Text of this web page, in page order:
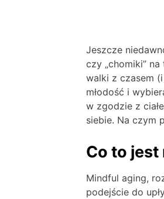
Jeszcze
czy „chomiki”
walki z czasem
młodość i
w zgodzie z
siebie. Na czym
Co to
Mindful aging,
podejście do